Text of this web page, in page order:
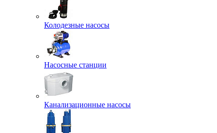
Колодезные насосы
Насосные станции
Канализационные насосы